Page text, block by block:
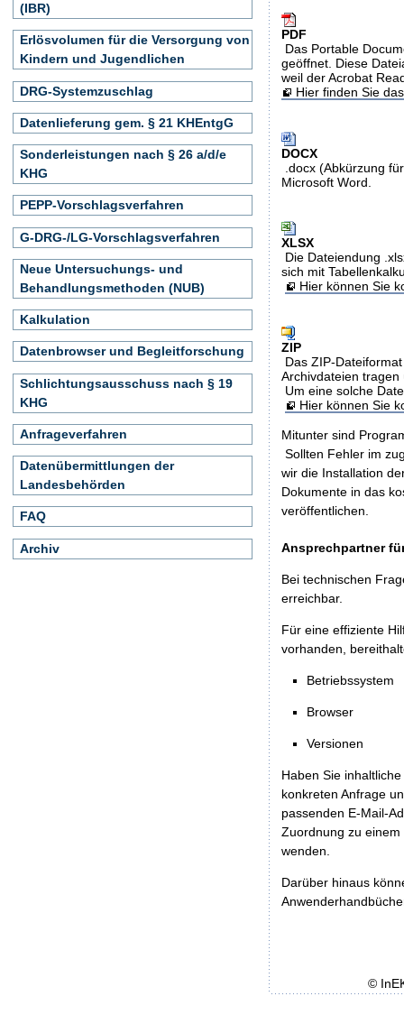
PDF
Das Portable
geöffnet. Diese
weil der Acrobat
Hier finden Sie
DOCX
.docx (Abkürzung
Microsoft Word.
XLSX
Die Dateiendung
sich mit
Hier können Sie
ZIP
Das ZIP-
Archivdateien
Um eine solche
Hier können Sie
Mitunter sind
Sollten Fehler im
wir die Installation
Dokumente in das
veröffentlichen.
Ansprechpartner
Bei technischen
erreichbar.
Für eine effiziente
vorhanden,
Betriebssystem
Browser
Versionen
Haben Sie
konkreten Anfrage
passenden E-Mail-
Zuordnung zu
wenden.
Darüber hinaus
(IBR)
Erlösvolumen für die Versorgung von
Kindern und Jugendlichen
DRG-Systemzuschlag
Datenlieferung gem. § 21 KHEntgG
Sonderleistungen nach § 26 a/d/e
KHG
PEPP-Vorschlagsverfahren
G-DRG-/LG-Vorschlagsverfahren
Neue Untersuchungs- und
Behandlungsmethoden (NUB)
Kalkulation
Datenbrowser und Begleitforschung
Schlichtungsausschuss nach § 19
KHG
Anfrageverfahren
Datenübermittlungen der
Landesbehörden
FAQ
Archiv
©